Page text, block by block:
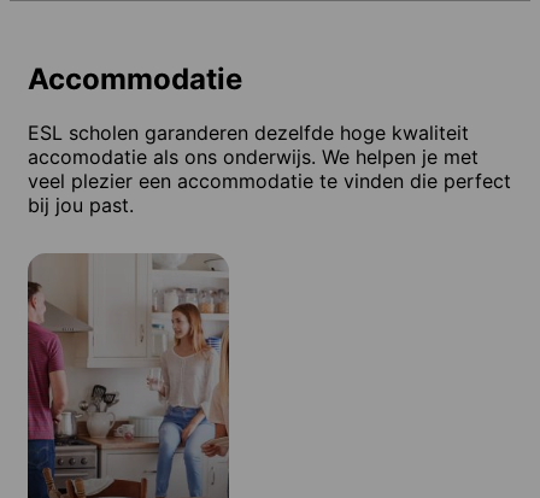
Accommodatie
ESL scholen garanderen dezelfde hoge kwaliteit
accomodatie als ons onderwijs. We helpen je met
veel plezier een accommodatie te vinden die perfect
bij jou past.